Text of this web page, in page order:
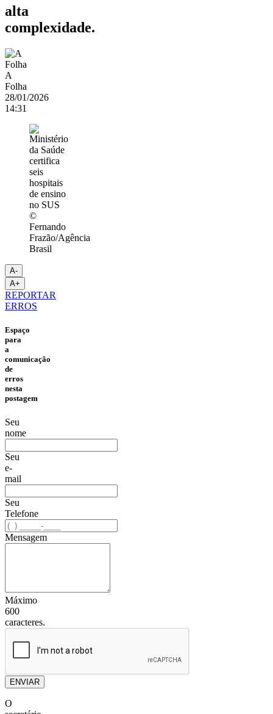
alta
complexidade.
A
Folha
28/01/2026
14:31
©
Fernando
Frazão/Agência
Brasil
A-
A+
REPORTAR
ERROS
Espaço
para
a
comunicação
de
erros
nesta
postagem
Seu
nome
Seu
e-
mail
Seu
Telefone
Mensagem
Máximo
600
caracteres.
ENVIAR
O